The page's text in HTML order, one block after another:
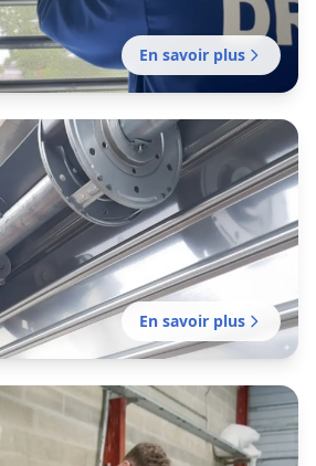
rideau métallique
du-Gard
de rideaux métalliques
le rythme réel des commerces
zones d’activité du Vaucluse.
En savoir plus
rideau métallique
du-Gard
En savoir plus